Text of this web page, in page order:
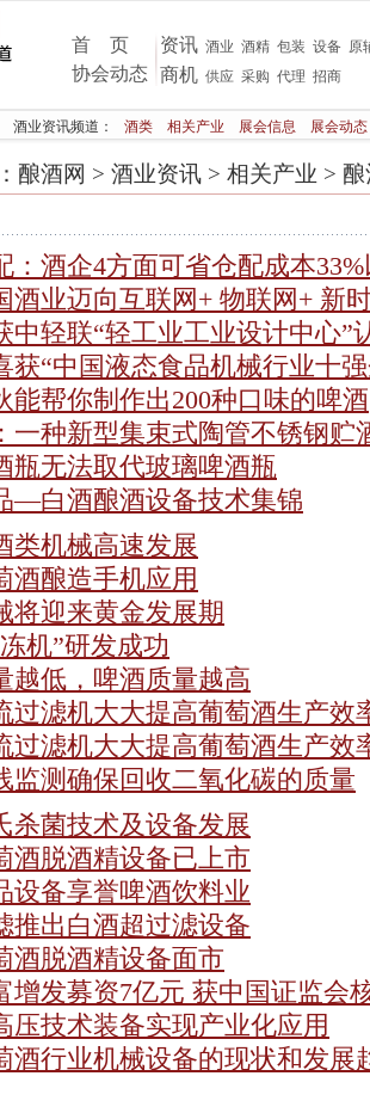
首 页
协会动态
资讯 酒业 酒精 包装 设备 原
商机 供应 采购 代理 招商
酒业资讯频道： 酒类 相关产业 展会信息 展会动态
酿酒网 > 酒业资讯 > 相关产业 >
：酒企4方面可省仓配成本33%
酒业迈向互联网+ 物联网+ 新
中轻联“轻工业工业设计中心”
获“中国液态食品机械行业十
能帮你制作出200种口味的啤酒
一种新型集束式陶管不锈钢贮
瓶无法取代玻璃啤酒瓶
—白酒酿酒设备技术集锦
类机械高速发展
酒酿造手机应用
将迎来黄金发展期
机”研发成功
越低，啤酒质量越高
过滤机大大提高葡萄酒生产效
过滤机大大提高葡萄酒生产效
监测确保回收二氧化碳的质量
杀菌技术及设备发展
酒脱酒精设备已上市
设备享誉啤酒饮料业
推出白酒超过滤设备
酒脱酒精设备面市
增发募资7亿元 获中国证监会
压技术装备实现产业化应用
酒行业机械设备的现状和发展